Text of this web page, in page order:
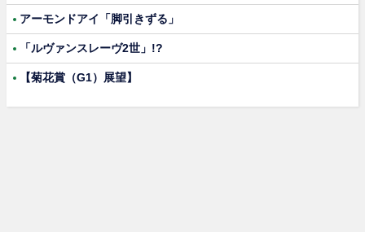
アーモンドアイ「脚引きずる」
「ルヴァンスレーヴ2世」!?
【菊花賞（G1）展望】